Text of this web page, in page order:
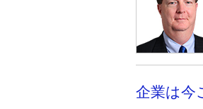
企業は今